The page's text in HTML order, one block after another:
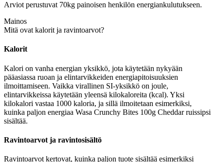
Arviot perustuvat 70kg painoisen henkilön energiankulutukseen.
Mainos
Mitä ovat kalorit ja ravintoarvot?
Kalorit
Kalori on vanha energian yksikkö, jota käytetään nykyään
pääasiassa ruoan ja elintarvikkeiden energiapitoisuuksien
ilmoittamiseen. Vaikka virallinen SI-yksikkö on joule,
elintarvikkeissa käytetään yleensä kilokaloreita (kcal). Yksi
kilokalori vastaa 1000 kaloria, ja sillä ilmoitetaan esimerkiksi,
kuinka paljon energiaa Wasa Crunchy Bites 100g Cheddar ruissipsi
sisältää.
Ravintoarvot ja ravintosisältö
Ravintoarvot kertovat, kuinka paljon tuote sisältää esimerkiksi